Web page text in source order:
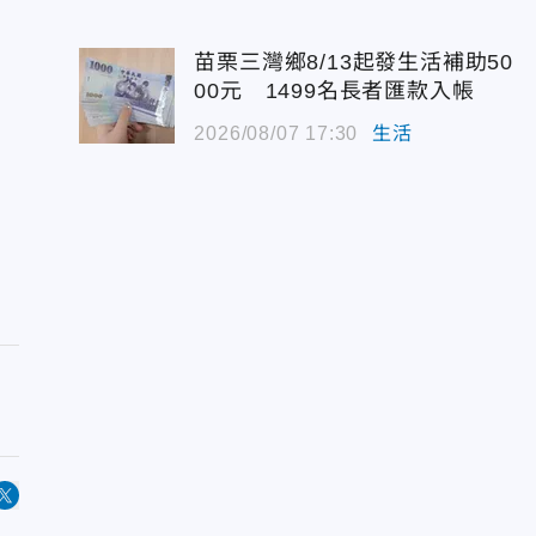
苗栗三灣鄉8/13起發生活補助50
00元 1499名長者匯款入帳
2026/08/07 17:30 生活